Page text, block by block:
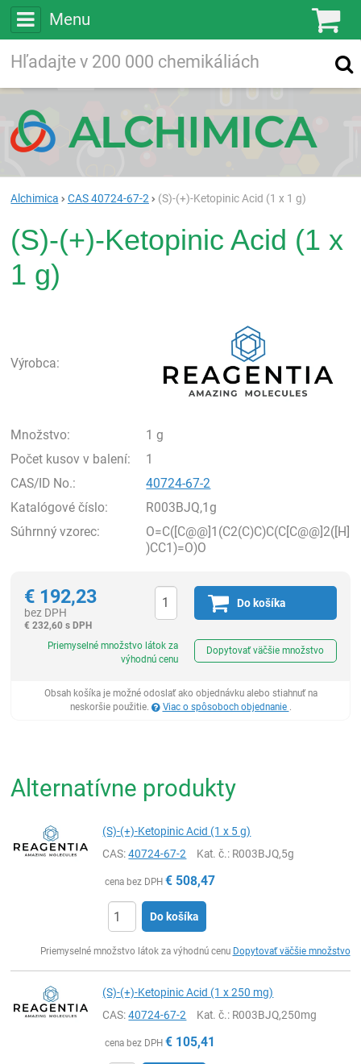
Menu
Vyhľadávanie
Alchimica CAS 40724-67-2 (S)-(+)-Ketopinic Acid (1 x 1 g)
(S)-(+)-Ketopinic Acid (1 x
1 g)
Výrobca:
Množstvo:
1 g
Počet kusov v balení:
1
CAS/ID No.:
40724-67-2
Katalógové číslo:
R003BJQ,1g
Súhrnný vzorec:
O=C([C@@]1(C2(C)C)C(C[C@@]2([H]
)CC1)=O)O
€ 192,23
bez DPH
€ 232,60 s DPH
Do košíka
Priemyselné množstvo látok za
výhodnú cenu
Dopytovať väčšie množstvo
Obsah košíka je možné odoslať ako objednávku alebo stiahnuť na
neskoršie použitie.
Viac o spôsoboch objednanie .
Alternatívne produkty
(S)-(+)-Ketopinic Acid (1 x 5 g)
CAS:40724-67-2 Kat. č.: R003BJQ,5g
cena bez DPH € 508,47
Do košíka
Priemyselné množstvo látok za výhodnú cenu Dopytovať väčšie množstvo
(S)-(+)-Ketopinic Acid (1 x 250 mg)
CAS:40724-67-2 Kat. č.: R003BJQ,250mg
cena bez DPH € 105,41